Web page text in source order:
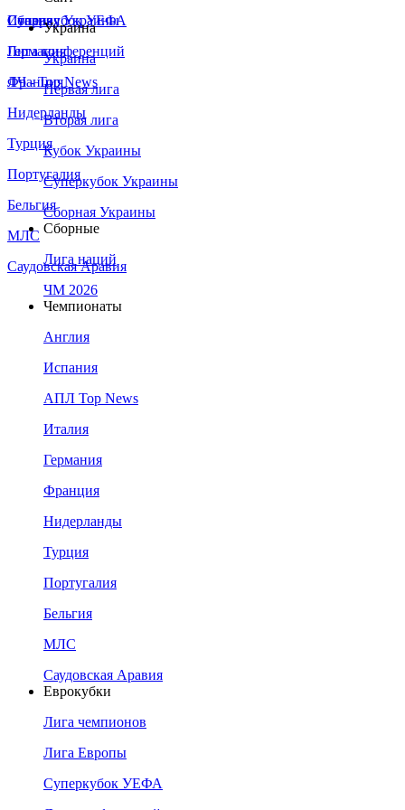
Сборная Украины
Италия
Германия
Франция
Нидерланды
Турция
Португалия
Бельгия
МЛС
Саудовская Аравия
Суперкубок УЕФА
Лига конференций
ЛЧ - Top News
Украина
Украина
Первая лига
Вторая лига
Кубок Украины
Суперкубок Украины
Сборная Украины
Сборные
Лига наций
ЧМ 2026
Чемпионаты
Англия
Испания
АПЛ Top News
Италия
Германия
Франция
Нидерланды
Турция
Португалия
Бельгия
МЛС
Саудовская Аравия
Еврокубки
Лига чемпионов
Лига Европы
Суперкубок УЕФА